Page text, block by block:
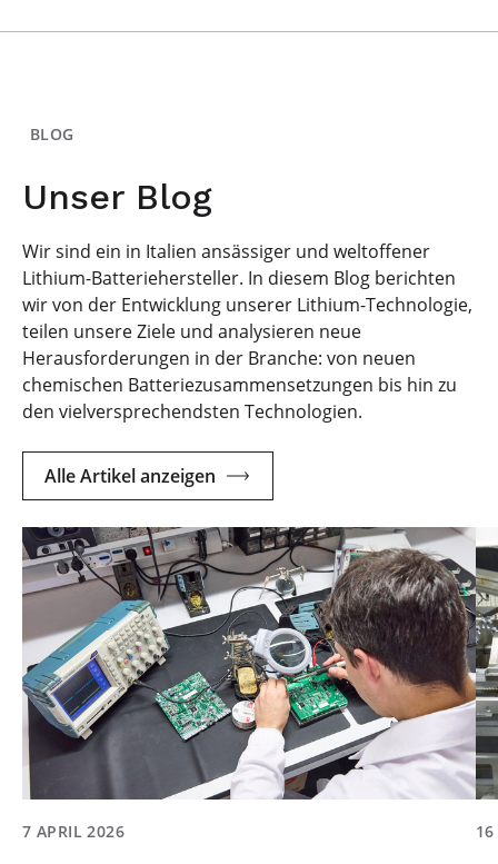
BLOG
Unser Blog
Wir sind ein in Italien ansässiger und weltoffener
Lithium-Batteriehersteller. In diesem Blog berichten
wir von der Entwicklung unserer Lithium-Technologie,
teilen unsere Ziele und analysieren neue
Herausforderungen in der Branche: von neuen
chemischen Batteriezusammensetzungen bis hin zu
den vielversprechendsten Technologien.
Alle Artikel anzeigen
7 APRIL 2026